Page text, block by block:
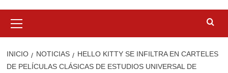
principal
INICIO NOTICIAS
HELLO KITTY SE INFILTRA EN CARTELES
DE PELÍCULAS CLÁSICAS DE ESTUDIOS UNIVERSAL DE